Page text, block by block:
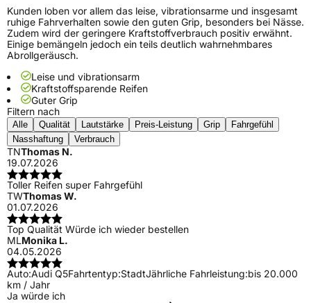
Kunden loben vor allem das leise, vibrationsarme und insgesamt
ruhige Fahrverhalten sowie den guten Grip, besonders bei Nässe.
Zudem wird der geringere Kraftstoffverbrauch positiv erwähnt.
Einige bemängeln jedoch ein teils deutlich wahrnehmbares
Abrollgeräusch.
Leise und vibrationsarm
Kraftstoffsparende Reifen
Guter Grip
Filtern nach
Alle Qualität Lautstärke Preis-Leistung Grip
Fahrgefühl
Nasshaftung
Verbrauch
TNThomas N.
19.07.2026
Toller Reifen super Fahrgefühl
TWThomas W.
01.07.2026
Top Qualität Würde ich wieder bestellen
MLMonika L.
04.05.2026
Auto:Audi Q5Fahrtentyp:StadtJährliche Fahrleistung:bis 20.000
km / Jahr
Ja würde ich